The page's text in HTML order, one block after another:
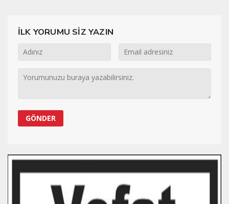
İLK YORUMU SİZ YAZIN